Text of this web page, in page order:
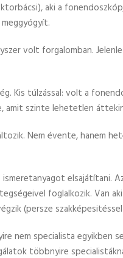
aki a
volt forgalomban.
Kis túlzással: volt a
amit szinte lehetetlen
Nem évente, hanem
elsajátítani.
foglalkozik. Van
(persze
nem specialista egyikben
többnyire